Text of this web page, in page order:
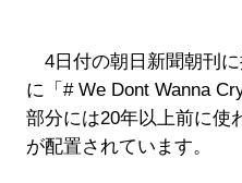
4日付の朝日新聞朝刊
に「# We Dont Wanna
部分には20年以上前に使
が配置されています。